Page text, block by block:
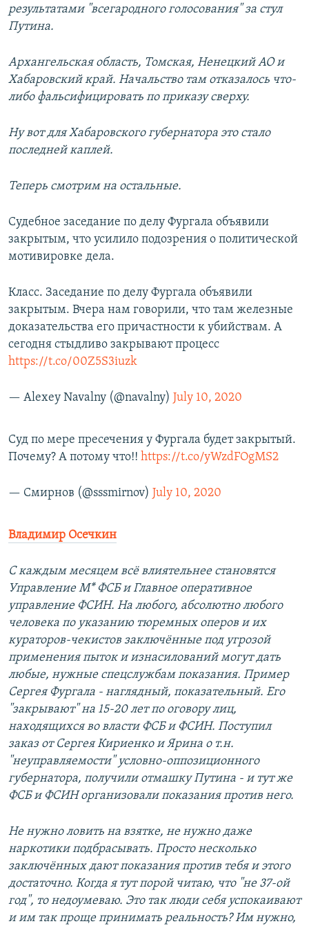
результатами "всегародного голосования" за стул
Путина.
Архангельская область, Томская, Ненецкий АО и
Хабаровский край. Начальство там отказалось что-
либо фальсифицировать по приказу сверху.
Ну вот для Хабаровского губернатора это стало
последней каплей.
Теперь смотрим на остальные.
Судебное заседание по делу Фургала объявили
закрытым, что усилило подозрения о политической
мотивировке дела.
Класс. Заседание по делу Фургала объявили
закрытым. Вчера нам говорили, что там железные
доказательства его причастности к убийствам. А
сегодня стыдливо закрывают процесс
https://t.co/00Z5S3iuzk
— Alexey Navalny (@navalny) July 10, 2020
Суд по мере пресечения у Фургала будет закрытый.
Почему? А потому что!! https://t.co/yWzdFOgMS2
— Смирнов (@sssmirnov) July 10, 2020
Владимир Осечкин
С каждым месяцем всё влиятельнее становятся
Управление М* ФСБ и Главное оперативное
управление ФСИН. На любого, абсолютно любого
человека по указанию тюремных оперов и их
кураторов-чекистов заключённые под угрозой
применения пыток и изнасилований могут дать
любые, нужные спецслужбам показания. Пример
Сергея Фургала - наглядный, показательный. Его
"закрывают" на 15-20 лет по оговору лиц,
находящихся во власти ФСБ и ФСИН. Поступил
заказ от Сергея Кириенко и Ярина о т.н.
"неуправляемости" условно-оппозиционного
губернатора, получили отмашку Путина - и тут же
ФСБ и ФСИН организовали показания против него.
Не нужно ловить на взятке, не нужно даже
наркотики подбрасывать. Просто несколько
заключённых дают показания против тебя и этого
достаточно. Когда я тут порой читаю, что "не 37-ой
год", то недоумеваю. Это так люди себя успокаивают
и им так проще принимать реальность? Им нужно,